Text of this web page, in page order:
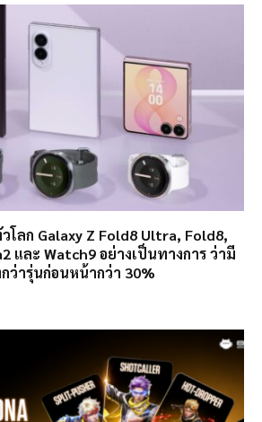
โลก Galaxy Z Fold8 Ultra, Fold8,
และ Watch9 อย่างเป็นทางการ ว่ามี
ว่ารุ่นก่อนหน้ากว่า 30%